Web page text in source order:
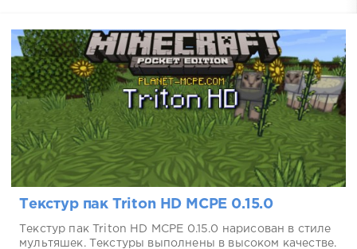
Текстур пак Triton HD MCPE 0.15.0
Текстур пак Triton HD MCPE 0.15.0 нарисован в стиле
мультяшек. Текстуры выполнены в высоком качестве.